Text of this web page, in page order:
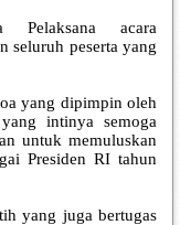
Pelaksana acara
seluruh peserta yang
yang dipimpin oleh
intinya semoga
untuk memuluskan
Presiden RI tahun
yang juga bertugas